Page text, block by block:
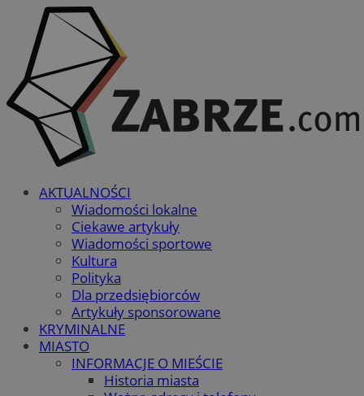
AKTUALNOŚCI
Wiadomości lokalne
Ciekawe artykuły
Wiadomości sportowe
Kultura
Polityka
Dla przedsiębiorców
Artykuły sponsorowane
KRYMINALNE
MIASTO
INFORMACJE O MIEŚCIE
Historia miasta